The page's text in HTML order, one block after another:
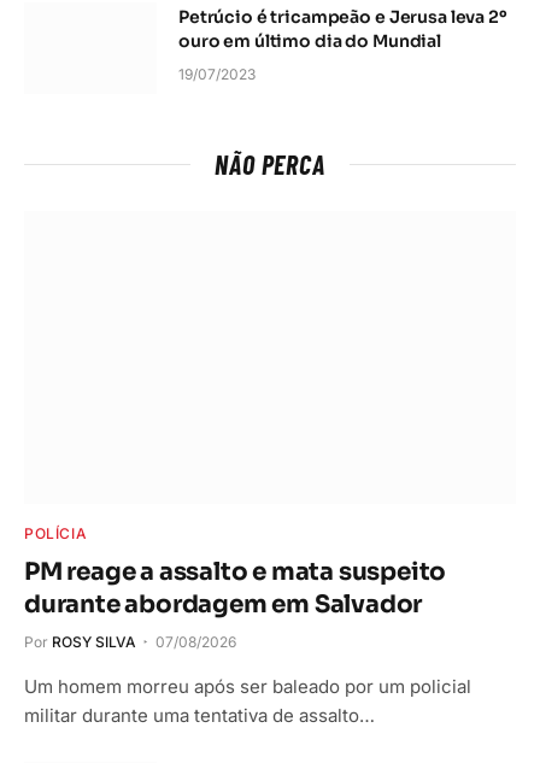
Petrúcio é tricampeão e Jerusa leva 2º
ouro em último dia do Mundial
19/07/2023
NÃO PERCA
POLÍCIA
PM reage a assalto e mata suspeito
durante abordagem em Salvador
Por ROSY SILVA 07/08/2026
Um homem morreu após ser baleado por um policial
militar durante uma tentativa de assalto…